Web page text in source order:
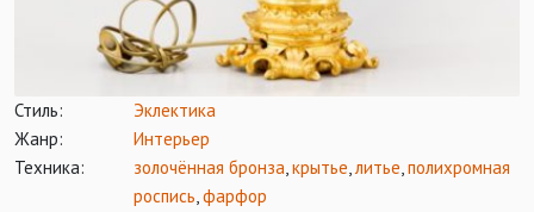
Стиль:
Эклектика
Жанр:
Интерьер
Техника:
золочённая бронза,крытье,литье,полихромная
роспись,фарфор